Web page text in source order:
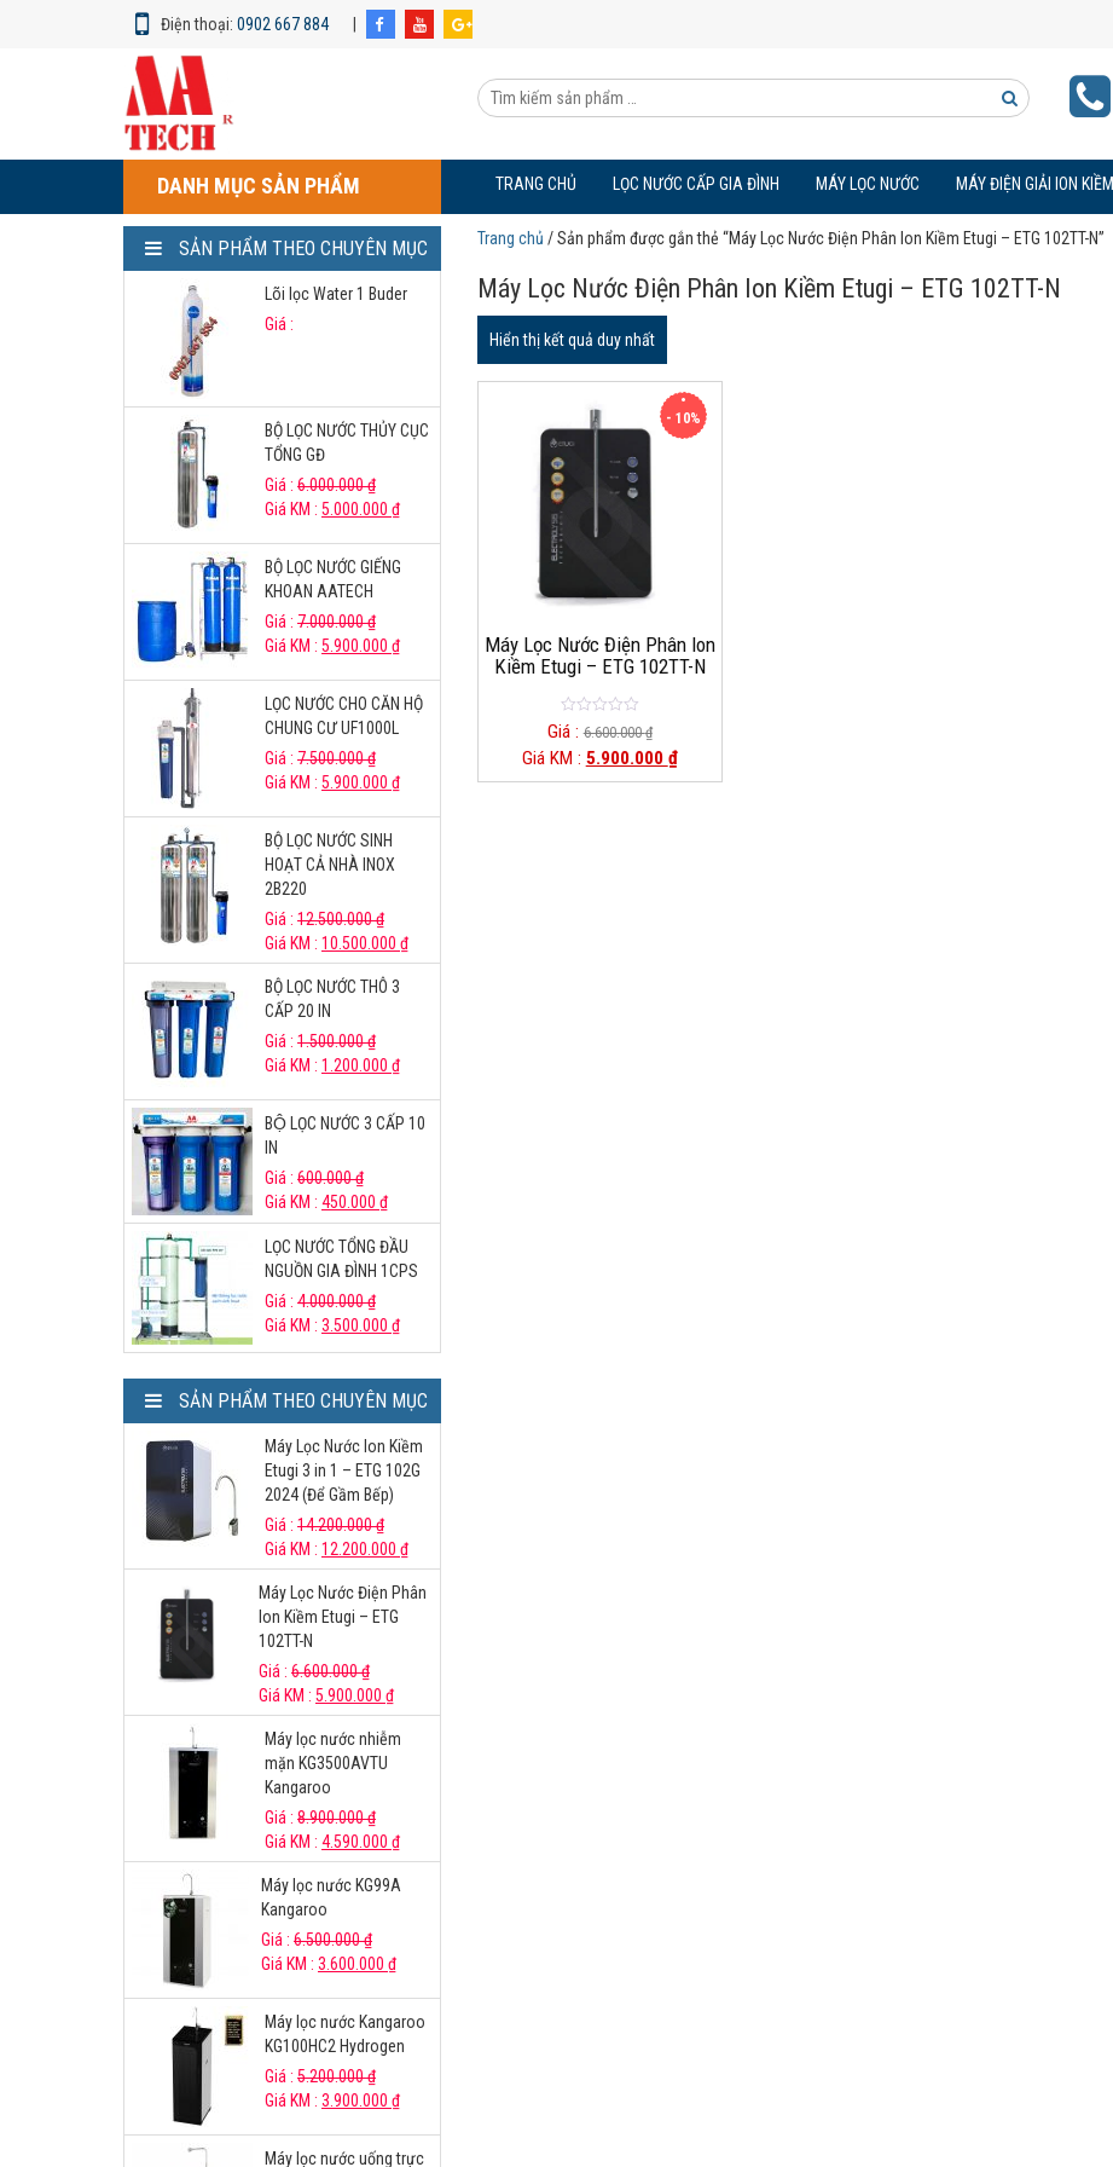
Điện thoại: 0902 667 884
Máy
Lọc
Nước
Điện
Phân
Etugi
ETG
Tìm
kiếm
phẩm:
kiếm
sản
DANH MỤC SẢN PHẨM TRANG CHỦ LỌC NƯỚC CẤP GIA ĐÌNH MÁY LỌC NƯỚC MÁY ĐIỆN GIẢI ION KIỀM
Trang chủ / Sản phẩm được gắn thẻ “Máy Lọc Nước Điện Phân Ion Kiềm Etugi – ETG 102TT-N”
Máy Lọc Nước Điện Phân Ion Kiềm Etugi – ETG 102TT-N
Hiển thị kết quả duy nhất
- 10%
Máy Lọc Nước Điện Phân Ion
Kiềm Etugi – ETG 102TT-N
0
o
u
t
o
Giá :6.600.000₫
Giá KM : 5.900.000 ₫
SẢN PHẨM THEO CHUYÊN MỤC
Lõi lọc Water 1 Buder
Giá :
BỘ LỌC NƯỚC THỦY CỤC
TỔNG GĐ
Giá : 6.000.000₫
Giá KM : 5.000.000 ₫
BỘ LỌC NƯỚC GIẾNG
KHOAN AATECH
Giá : 7.000.000₫
Giá KM : 5.900.000 ₫
LỌC NƯỚC CHO CĂN HỘ
CHUNG CƯ UF1000L
Giá : 7.500.000₫
Giá KM : 5.900.000 ₫
BỘ LỌC NƯỚC SINH
HOẠT CẢ NHÀ INOX
2B220
Giá : 12.500.000₫
Giá KM : 10.500.000 ₫
BỘ LỌC NƯỚC THÔ 3
CẤP 20 IN
Giá : 1.500.000₫
Giá KM : 1.200.000 ₫
BỘ LỌC NƯỚC 3 CẤP 10
IN
Giá : 600.000₫
Giá KM : 450.000 ₫
LỌC NƯỚC TỔNG ĐẦU
NGUỒN GIA ĐÌNH 1CPS
Giá : 4.000.000₫
Giá KM : 3.500.000 ₫
SẢN PHẨM THEO CHUYÊN MỤC
Máy Lọc Nước Ion Kiềm
Etugi 3 in 1 – ETG 102G
2024 (Để Gầm Bếp)
Giá : 14.200.000₫
Giá KM : 12.200.000 ₫
Máy Lọc Nước Điện Phân
Ion Kiềm Etugi – ETG
102TT-N
Giá : 6.600.000₫
Giá KM : 5.900.000 ₫
Máy lọc nước nhiễm
mặn KG3500AVTU
Kangaroo
Giá : 8.900.000₫
Giá KM : 4.590.000 ₫
Máy lọc nước KG99A
Kangaroo
Giá : 6.500.000₫
Giá KM : 3.600.000 ₫
Máy lọc nước Kangaroo
KG100HC2 Hydrogen
Giá : 5.200.000₫
Giá KM : 3.900.000 ₫
Máy lọc nước uống trực